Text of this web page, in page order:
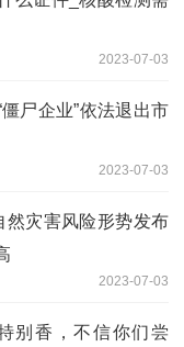
2023-07-03
尸企业”依法退出市
2023-07-03
然灾害风险形势发布
2023-07-03
别香，不信你们尝